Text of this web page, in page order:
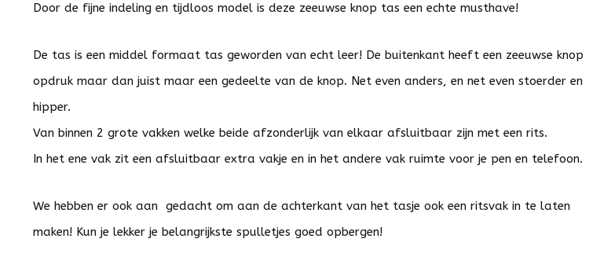
Door de fijne indeling en tijdloos model is deze zeeuwse knop tas een echte musthave!
De tas is een middel formaat tas geworden van echt leer! De buitenkant heeft een zeeuwse knop
opdruk maar dan juist maar een gedeelte van de knop. Net even anders, en net even stoerder en
hipper.
Van binnen 2 grote vakken welke beide afzonderlijk van elkaar afsluitbaar zijn met een rits.
In het ene vak zit een afsluitbaar extra vakje en in het andere vak ruimte voor je pen en telefoon.
We hebben er ook aan gedacht om aan de achterkant van het tasje ook een ritsvak in te laten
maken! Kun je lekker je belangrijkste spulletjes goed opbergen!